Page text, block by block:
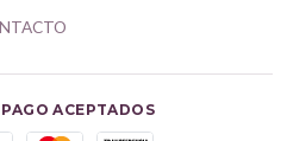
ACEPTADOS